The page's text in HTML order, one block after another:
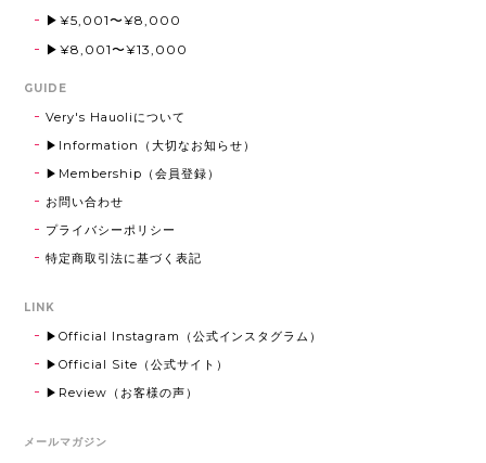
シルバー,21号
2025/08/22
シルバー
2025/08/22
気に入りました！
2025/08/22
実物もすごく可愛かったです！
▶¥5,001〜¥8,000
▶¥8,001〜¥13,000
GUIDE
Very's Hauoliについて
▶Information（大切なお知らせ）
▶Membership（会員登録）
お問い合わせ
プライバシーポリシー
特定商取引法に基づく表記
LINK
▶Official Instagram（公式インスタグラム）
▶Official Site（公式サイト）
▶Review（お客様の声）
メールマガジン